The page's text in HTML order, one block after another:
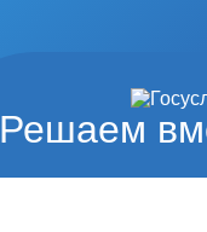
Решаем